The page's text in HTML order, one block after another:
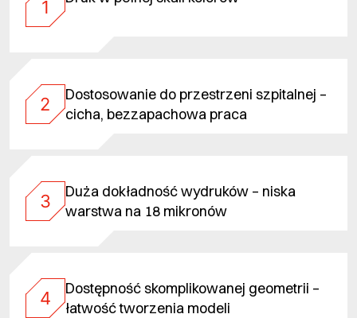
1
2
Dostosowanie do przestrzeni szpitalnej –
cicha, bezzapachowa praca
3
Duża dokładność wydruków – niska
warstwa na 18 mikronów
4
Dostępność skomplikowanej geometrii –
łatwość tworzenia modeli